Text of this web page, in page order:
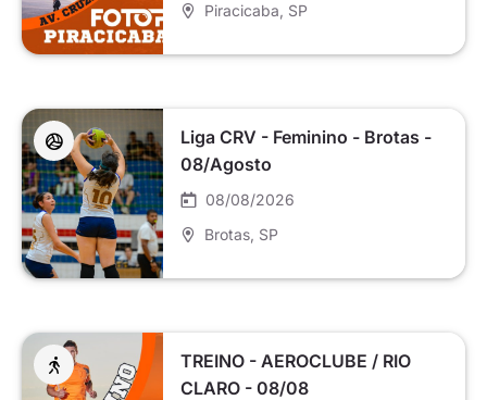
Piracicaba , SP
Liga CRV - Feminino - Brotas -
08/Agosto
08/08/2026
Brotas , SP
TREINO - AEROCLUBE / RIO
CLARO - 08/08